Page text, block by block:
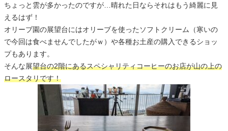
ちょっと雲が多かったのですが…晴れた日ならそれはもう綺麗に見
えるはず！
オリーブ園の展望台にはオリーブを使ったソフトクリーム（寒いの
で今回は食べませんでしたがｗ）や各種お土産の購入できるショッ
プもあります。
そんな展望台の2階にあるスペシャリティコーヒーのお店が山の上の
ロースタリです！